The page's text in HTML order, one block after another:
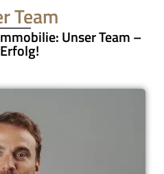
Team
Unser Team –